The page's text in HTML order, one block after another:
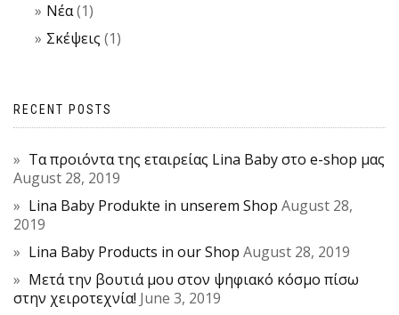
Νέα(1)
Σκέψεις (1)
RECENT POSTS
Τα προιόντα της εταιρείας Lina Baby στο e-shop μας
August 28, 2019
Lina Baby Produkte in unserem Shop August 28,
2019
Lina Baby Products in our Shop August 28, 2019
Μετά την βουτιά μου στον ψηφιακό κόσμο πίσω
στην χειροτεχνία! June 3, 2019